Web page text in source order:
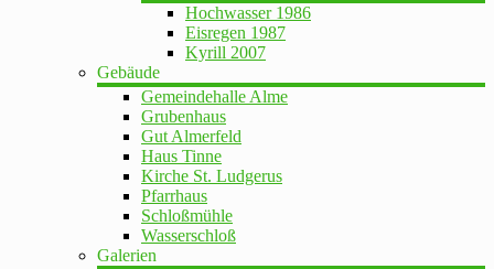
Hochwasser 1986
Eisregen 1987
Kyrill 2007
Gebäude
Gemeindehalle Alme
Grubenhaus
Gut Almerfeld
Haus Tinne
Kirche St. Ludgerus
Pfarrhaus
Schloßmühle
Wasserschloß
Galerien